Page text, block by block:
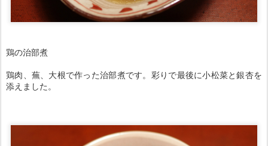
鶏の治部煮
鶏肉、蕪、大根で作った治部煮です。彩りで最後に小松菜と銀杏を
添えました。